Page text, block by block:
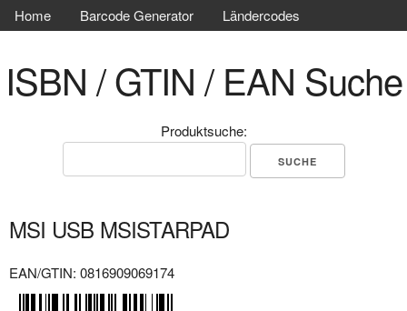
Home Barcode Generator Ländercodes
ISBN / GTIN / EAN Suche
Produktsuche:
MSI USB MSISTARPAD
EAN/GTIN: 0816909069174